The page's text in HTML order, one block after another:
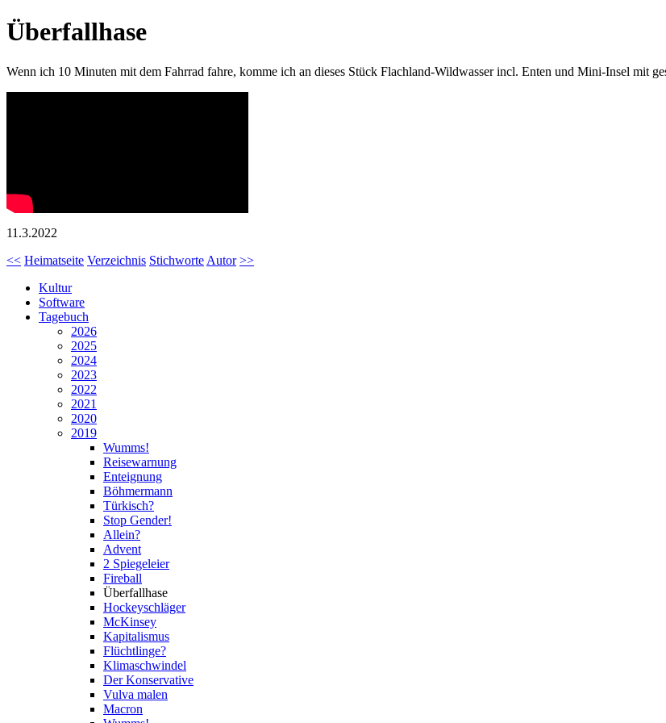
Überfallhase
Wenn ich 10 Minuten mit dem Fahrrad fahre, komme ich an dieses Stück Flachland-Wildwasser incl. Enten und Mini-Insel mit
11.3.2022
<< Heimatseite Verzeichnis Stichworte Autor >>
Kultur
Software
Tagebuch
2026
2025
2024
2023
2022
2021
2020
2019
Wumms!
Reisewarnung
Enteignung
Böhmermann
Türkisch?
Stop Gender!
Allein?
Advent
2 Spiegeleier
Fireball
Überfallhase
Hockeyschläger
McKinsey
Kapitalismus
Flüchtlinge?
Klimaschwindel
Der Konservative
Vulva malen
Macron